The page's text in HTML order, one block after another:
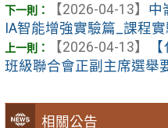
相關公告
【2026-04-13】 中
IA智能增強實驗篇_課程實
【2026-04-13】
班級聯合會正副主席選舉